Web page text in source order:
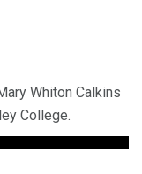
Whiton Calkins
College.